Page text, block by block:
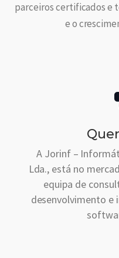
parceiros certificados e
e o
A Jorinf –
Lda., está no
equipa de
desenvolvimento e